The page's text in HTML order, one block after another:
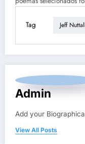
Tag Jeff Nuttall
Admin
Add your
View All Posts